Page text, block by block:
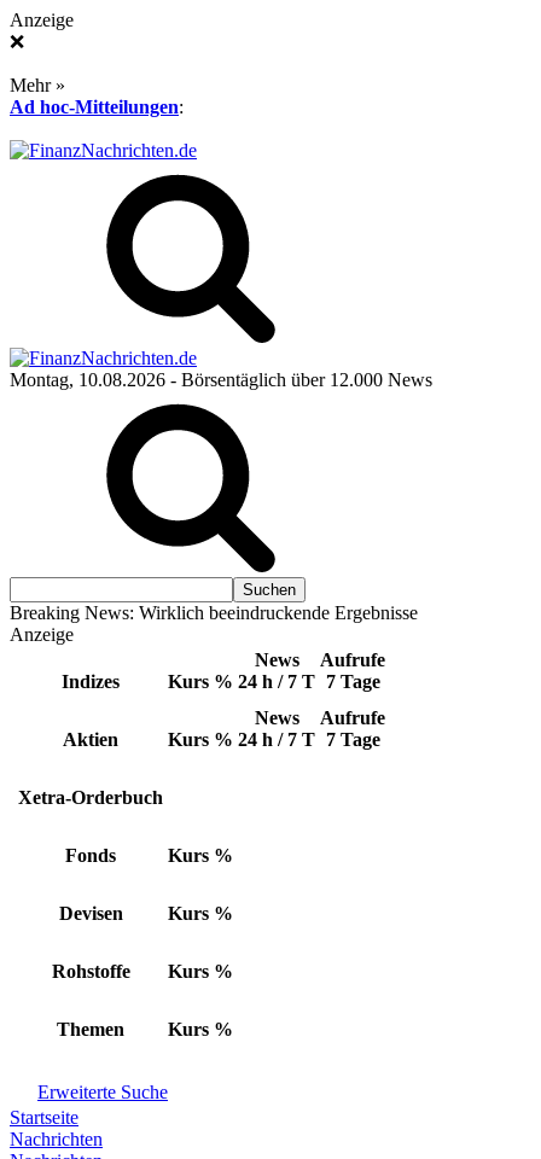
Anzeige
❌
Mehr »
Ad hoc-Mitteilungen:
Montag, 10.08.2026 - Börsentäglich über 12.000 News
Breaking News: Wirklich beeindruckende Ergebnisse
Anzeige
Indizes Kurs %
News
24 h / 7 T
Aufrufe
7 Tage
Aktien Kurs %
News
24 h / 7 T
Aufrufe
7 Tage
Xetra-Orderbuch
Fonds Kurs %
Devisen Kurs %
Rohstoffe Kurs %
Themen Kurs %
Erweiterte Suche
Startseite
Nachrichten